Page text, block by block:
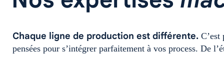
Chaque ligne de production est différente. C’est
pensées pour s’intégrer parfaitement à vos process. De